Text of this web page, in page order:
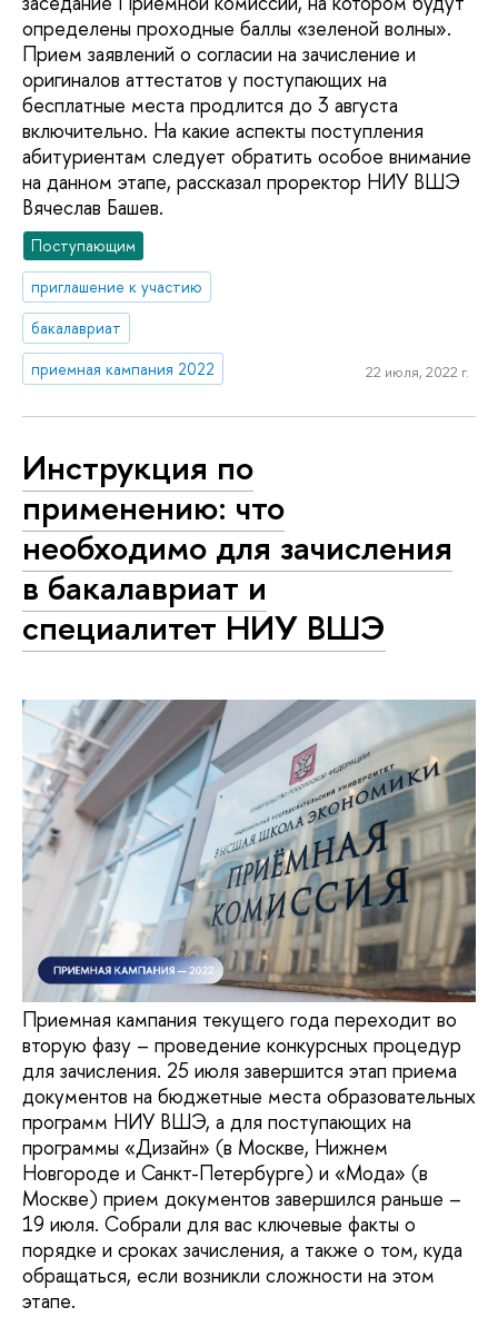
определены проходные баллы «зеленой волны».
Прием заявлений о согласии на зачисление и
оригиналов аттестатов у поступающих на
бесплатные места продлится до 3 августа
включительно. На какие аспекты поступления
абитуриентам следует обратить особое внимание
на данном этапе, рассказал проректор НИУ ВШЭ
Вячеслав Башев.
Поступающим
приглашение к участию
бакалавриат
приемная кампания 2022
22 июля, 2022 г.
Инструкция по
применению: что
необходимо для зачисления
в бакалавриат и
специалитет НИУ ВШЭ
Приемная кампания текущего года переходит во
вторую фазу – проведение конкурсных процедур
для зачисления. 25 июля завершится этап приема
документов на бюджетные места образовательных
программ НИУ ВШЭ, а для поступающих на
программы «Дизайн» (в Москве, Нижнем
Новгороде и Санкт-Петербурге) и «Мода» (в
Москве) прием документов завершился раньше –
19 июля. Собрали для вас ключевые факты о
порядке и сроках зачисления, а также о том, куда
обращаться, если возникли сложности на этом
этапе.